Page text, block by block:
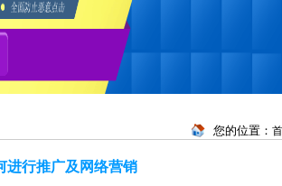
您的位置：
进行推广及网络营销